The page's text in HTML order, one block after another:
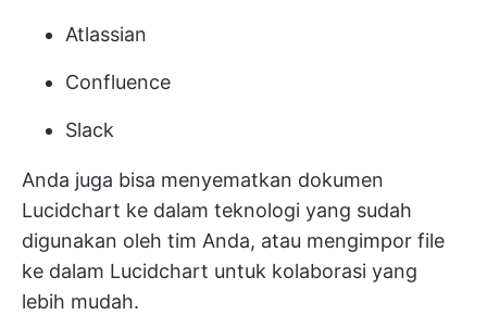
Atlassian
Confluence
Slack
Anda juga bisa menyematkan dokumen
Lucidchart ke dalam teknologi yang sudah
digunakan oleh tim Anda, atau mengimpor file
ke dalam Lucidchart untuk kolaborasi yang
lebih mudah.